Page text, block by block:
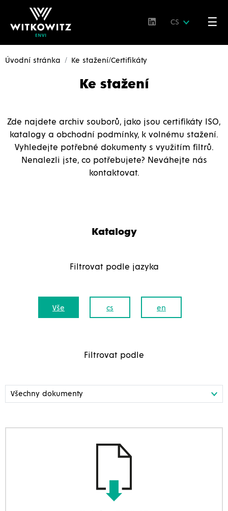
CS ☰
Úvodní stránka Ke stažení/Certifikáty
Ke stažení
Zde najdete archiv souborů, jako jsou certifikáty ISO,
katalogy a obchodní podmínky, k volnému stažení.
Vyhledejte potřebné dokumenty s využitím filtrů.
Nenalezli jste, co potřebujete? Neváhejte nás
kontaktovat.
Katalogy
Filtrovat podle jazyka
Vše cs en
Filtrovat podle